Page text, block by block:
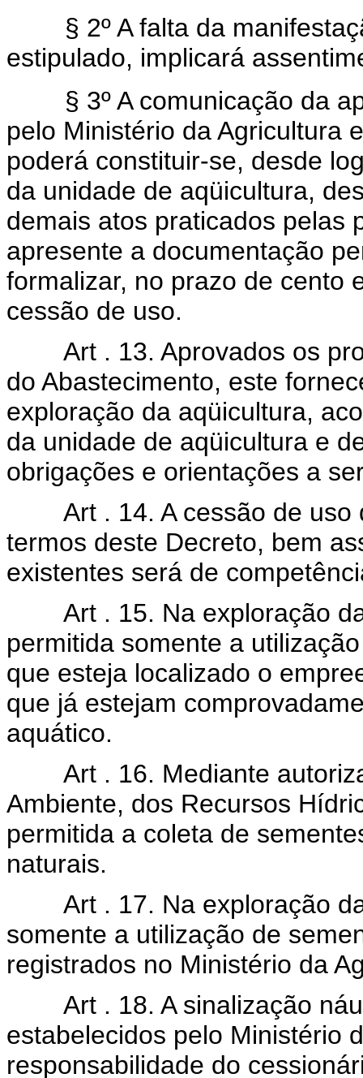
§ 2º A falta da
estipulado, implicará
§ 3º A comunicação da
pelo Ministério da Agricultura
poderá constituir-se, desde
da unidade de aqüicultura,
demais atos praticados pelas
apresente a documentação
formalizar, no prazo de cento
cessão de uso.
Art . 13. Aprovados os
do Abastecimento, este
exploração da aqüicultura,
da unidade de aqüicultura e
obrigações e orientações a
Art . 14. A cessão de uso
termos deste Decreto, bem
existentes será de
Art . 15. Na exploração da
permitida somente a
que esteja localizado o
que já estejam
aquático.
Art . 16. Mediante
Ambiente, dos Recursos
permitida a coleta de
naturais.
Art . 17. Na exploração da
somente a utilização de
registrados no Ministério da
Art . 18. A sinalização
estabelecidos pelo Ministério
responsabilidade do